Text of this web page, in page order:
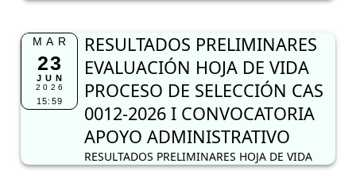
MAR
23
JUN
2026
15:59
RESULTADOS PRELIMINARES
EVALUACIÓN HOJA DE VIDA
PROCESO DE SELECCIÓN CAS
0012-2026 I CONVOCATORIA
APOYO ADMINISTRATIVO
RESULTADOS PRELIMINARES HOJA DE VIDA